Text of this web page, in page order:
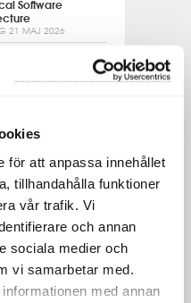
för att anpassa innehållet
tillhandahålla funktioner
vår trafik. Vi
och annan
sociala medier och
vi samarbetar med.
med annan
Software
21 MAJ 2026
helhetssyn i en
11 MAJ 2026
MAJ 2026
från
objektledare
APRIL 2026